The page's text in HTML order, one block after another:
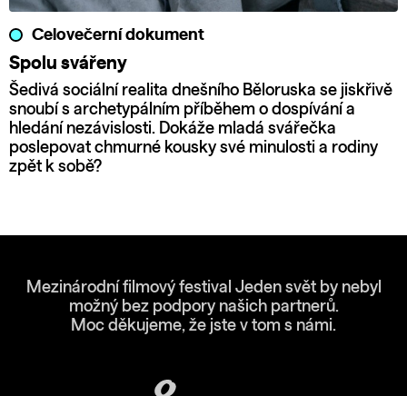
Celovečerní dokument
Spolu svářeny
Šedivá sociální realita dnešního Běloruska se jiskřivě
snoubí s archetypálním příběhem o dospívání a
hledání nezávislosti. Dokáže mladá svářečka
poslepovat chmurné kousky své minulosti a rodiny
zpět k sobě?
Mezinárodní filmový festival Jeden svět by nebyl
možný bez podpory našich partnerů.
Moc děkujeme, že jste v tom s námi.